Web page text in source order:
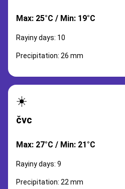
Max: 25°C / Min: 19°C
Rayiny days: 10
Precipitation: 26 mm
☀️
čvc
Max: 27°C / Min: 21°C
Rayiny days: 9
Precipitation: 22 mm